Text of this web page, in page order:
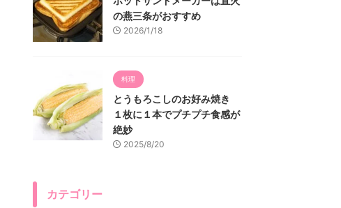
の燕三条がおすすめ
2026/1/18
料理
とうもろこしのお好み焼き
１枚に１本でプチプチ食感が
絶妙
2025/8/20
カテゴリー